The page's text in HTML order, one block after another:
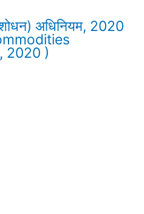
अधिनियम, 2020
2020 )